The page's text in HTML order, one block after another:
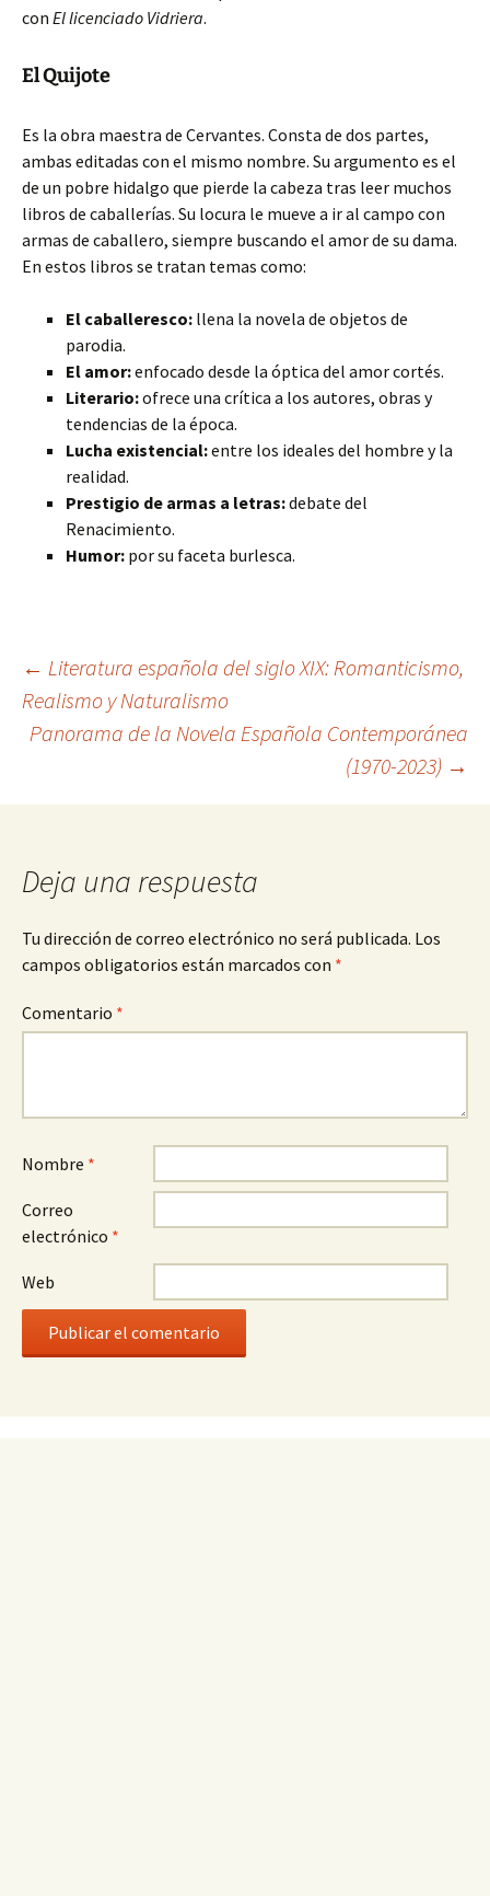
con El licenciado Vidriera.
El Quijote
Es la obra maestra de Cervantes. Consta de dos partes,
ambas editadas con el mismo nombre. Su argumento es el
de un pobre hidalgo que pierde la cabeza tras leer muchos
libros de caballerías. Su locura le mueve a ir al campo con
armas de caballero, siempre buscando el amor de su dama.
En estos libros se tratan temas como:
El caballeresco: llena la novela de objetos de
parodia.
El amor:enfocado desde la óptica del amor cortés.
Literario:ofrece una crítica a los autores, obras y
tendencias de la época.
Lucha existencial:entre los ideales del hombre y la
realidad.
Prestigio de armas a letras:debate del
Renacimiento.
Humor: por su faceta burlesca.
Navegación
de
entradas
← Literatura española del siglo XIX: Romanticismo,
Realismo y Naturalismo
Panorama de la Novela Española Contemporánea
(1970-2023) →
Deja una respuesta
Tu dirección de correo electrónico no será publicada. Los
campos obligatorios están marcados con *
Comentario *
Nombre *
Correo
electrónico *
Web